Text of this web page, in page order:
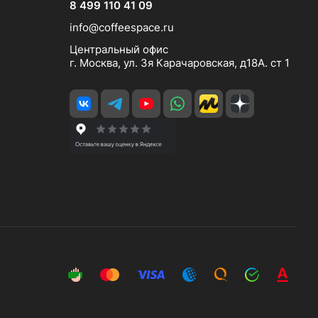
8 499 110 41 09
info@coffeespace.ru
Центральный офис
г. Москва, ул. 3я Карачаровская, д18А. ст 1